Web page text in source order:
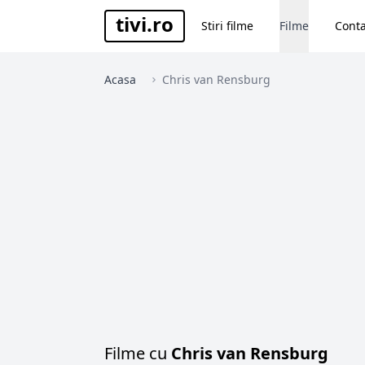
tivi.ro Stiri filme Filme
Acasa Chris van Rensburg
Filme cu Chris van Rensburg